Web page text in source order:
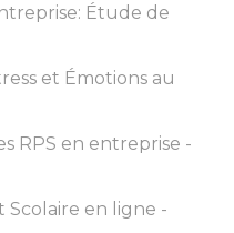
Étude de
et Émotions au
RPS en entreprise -
en ligne -